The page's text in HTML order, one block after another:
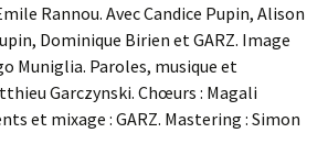
Rannou. Avec Candice Pupin, Alison
Dominique Birien et GARZ. Image
Muniglia. Paroles, musique et
Garczynski. Chœurs : Magali
et mixage : GARZ. Mastering : Simon